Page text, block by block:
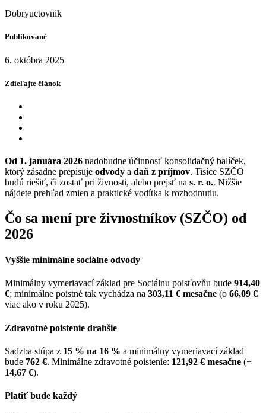
Dobryuctovnik
Publikované
6. októbra 2025
Zdieľajte článok
Od 1. januára 2026 nadobudne účinnosť konsolidačný balíček,
ktorý zásadne prepisuje odvody a daň z príjmov. Tisíce SZČO
budú riešiť, či zostať pri živnosti, alebo prejsť na s. r. o.. Nižšie
nájdete prehľad zmien a praktické vodítka k rozhodnutiu.
Čo sa mení pre živnostníkov (SZČO) od
2026
Vyššie minimálne sociálne odvody
Minimálny vymeriavací základ pre Sociálnu poisťovňu bude 914,40
€; minimálne poistné tak vychádza na 303,11 € mesačne (o 66,09 €
viac ako v roku 2025).
Zdravotné poistenie drahšie
Sadzba stúpa z 15 % na 16 % a minimálny vymeriavací základ
bude 762 €. Minimálne zdravotné poistenie: 121,92 € mesačne (+
14,67 €).
Platiť bude každý